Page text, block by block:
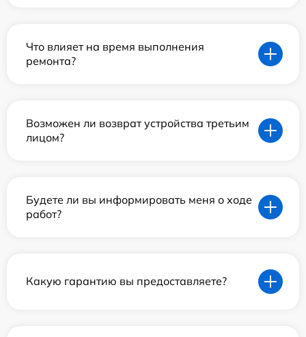
Что влияет на время выполнения
ремонта?
Возможен ли возврат устройства третьим
лицом?
Будете ли вы информировать меня о ходе
работ?
Какую гарантию вы предоставляете?